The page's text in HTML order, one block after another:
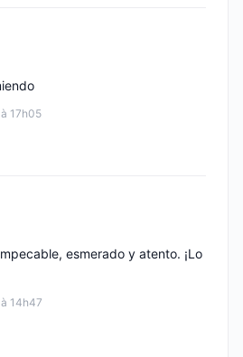
17h05
14h47
esmerado y atento. ¡Lo